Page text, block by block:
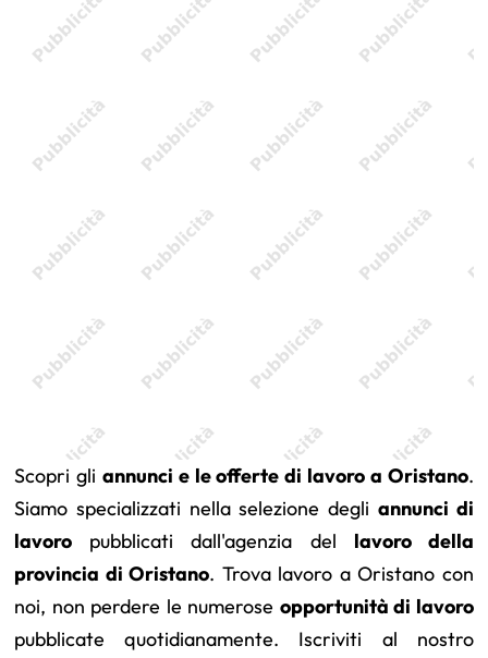
Scopri gliannunci e le offerte di lavoro a Oristano.
Siamo specializzati nella selezione degli annunci di
lavoro pubblicati dall'agenzia del lavoro della
provincia di Oristano. Trova lavoro a Oristano con
noi, non perdere le numerose opportunità di lavoro
pubblicate quotidianamente. Iscriviti al nostro